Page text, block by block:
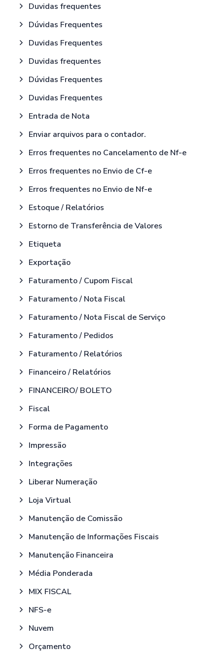
Duvidas frequentes
Dúvidas Frequentes
Duvidas Frequentes
Duvidas frequentes
Dúvidas Frequentes
Duvidas Frequentes
Entrada de Nota
Enviar arquivos para o contador.
Erros frequentes no Cancelamento de Nf-e
Erros frequentes no Envio de Cf-e
Erros frequentes no Envio de Nf-e
Estoque / Relatórios
Estorno de Transferência de Valores
Etiqueta
Exportação
Faturamento / Cupom Fiscal
Faturamento / Nota Fiscal
Faturamento / Nota Fiscal de Serviço
Faturamento / Pedidos
Faturamento / Relatórios
Financeiro / Relatórios
FINANCEIRO/ BOLETO
Fiscal
Forma de Pagamento
Impressão
Integrações
Liberar Numeração
Loja Virtual
Manutenção de Comissão
Manutenção de Informações Fiscais
Manutenção Financeira
Média Ponderada
MIX FISCAL
NFS-e
Nuvem
Orçamento